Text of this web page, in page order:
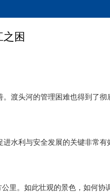
困
渡头河的管理困难也得到了彻
水利与安全发展的关键非常有
里。如此壮观的景色，如何协